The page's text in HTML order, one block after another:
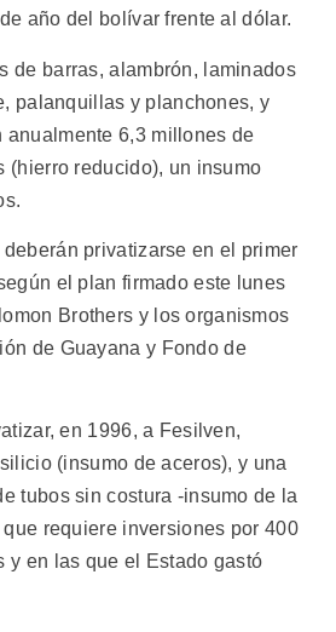
año del bolívar frente al dólar.
de barras, alambrón, laminados
palanquillas y planchones, y
anualmente 6,3 millones de
(hierro reducido), un insumo
privatizarse en el primer
el plan firmado este lunes
Brothers y los organismos
de Guayana y Fondo de
en 1996, a Fesilven,
(insumo de aceros), y una
tubos sin costura -insumo de la
requiere inversiones por 400
y en las que el Estado gastó